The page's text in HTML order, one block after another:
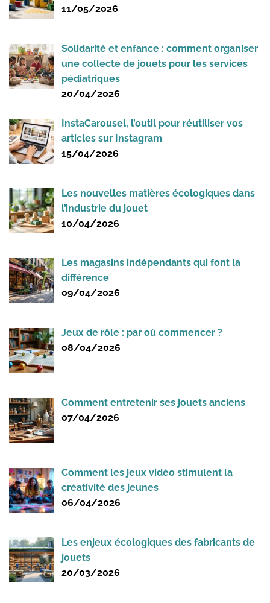
11/05/2026
Solidarité et enfance : comment organiser
une collecte de jouets pour les services
pédiatriques
20/04/2026
InstaCarousel, l’outil pour réutiliser vos
articles sur Instagram
15/04/2026
Les nouvelles matières écologiques dans
l’industrie du jouet
10/04/2026
Les magasins indépendants qui font la
différence
09/04/2026
Jeux de rôle : par où commencer ?
08/04/2026
Comment entretenir ses jouets anciens
07/04/2026
Comment les jeux vidéo stimulent la
créativité des jeunes
06/04/2026
Les enjeux écologiques des fabricants de
jouets
20/03/2026